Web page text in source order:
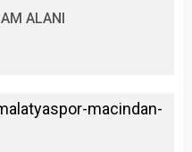
ALANI
macindan-